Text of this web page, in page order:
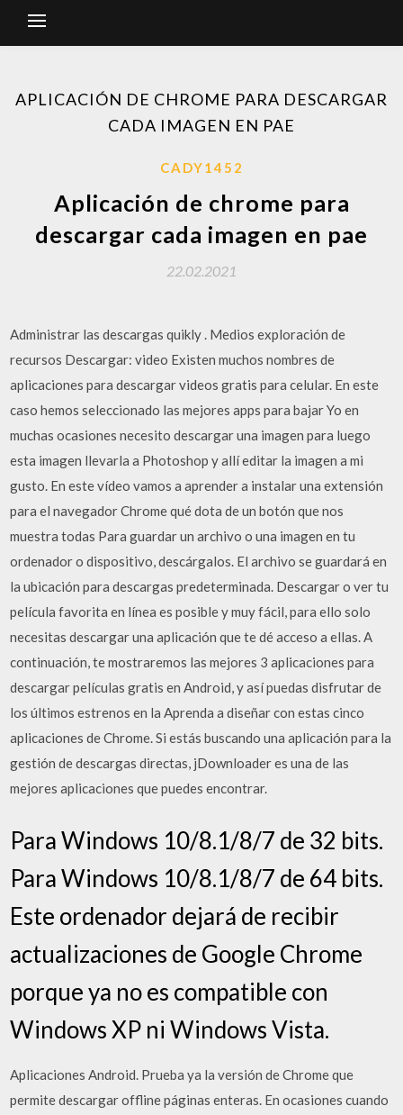
APLICACIÓN DE CHROME PARA DESCARGAR
CADA IMAGEN EN PAE
CADY1452
Aplicación de chrome para
descargar cada imagen en pae
22.02.2021
Administrar las descargas quikly . Medios exploración de
recursos Descargar: video Existen muchos nombres de
aplicaciones para descargar videos gratis para celular. En este
caso hemos seleccionado las mejores apps para bajar Yo en
muchas ocasiones necesito descargar una imagen para luego
esta imagen llevarla a Photoshop y allí editar la imagen a mi
gusto. En este vídeo vamos a aprender a instalar una extensión
para el navegador Chrome qué dota de un botón que nos
muestra todas Para guardar un archivo o una imagen en tu
ordenador o dispositivo, descárgalos. El archivo se guardará en
la ubicación para descargas predeterminada. Descargar o ver tu
película favorita en línea es posible y muy fácil, para ello solo
necesitas descargar una aplicación que te dé acceso a ellas. A
continuación, te mostraremos las mejores 3 aplicaciones para
descargar películas gratis en Android, y así puedas disfrutar de
los últimos estrenos en la Aprenda a diseñar con estas cinco
aplicaciones de Chrome. Si estás buscando una aplicación para la
gestión de descargas directas, jDownloader es una de las
mejores aplicaciones que puedes encontrar.
Para Windows 10/8.1/8/7 de 32 bits.
Para Windows 10/8.1/8/7 de 64 bits.
Este ordenador dejará de recibir
actualizaciones de Google Chrome
porque ya no es compatible con
Windows XP ni Windows Vista.
Aplicaciones Android. Prueba ya la versión de Chrome que
permite descargar offline páginas enteras. En ocasiones cuando